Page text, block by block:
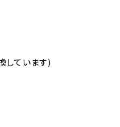
しています)